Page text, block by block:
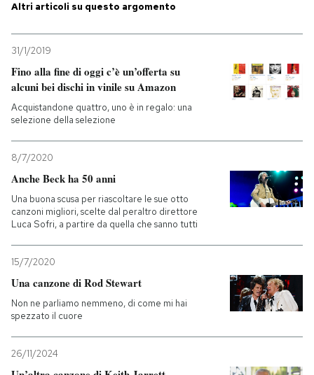
AREA PERSONALE
Entra
Altri articoli su questo argomento
31/1/2019
Fino alla fine di oggi c’è un’offerta su
alcuni bei dischi in vinile su Amazon
Acquistandone quattro, uno è in regalo: una
selezione della selezione
8/7/2020
Anche Beck ha 50 anni
Una buona scusa per riascoltare le sue otto
canzoni migliori, scelte dal peraltro direttore
Luca Sofri, a partire da quella che sanno tutti
15/7/2020
Una canzone di Rod Stewart
Non ne parliamo nemmeno, di come mi hai
spezzato il cuore
26/11/2024